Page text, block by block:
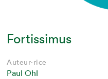
Fortissimus
Auteur·rice
Paul Ohl